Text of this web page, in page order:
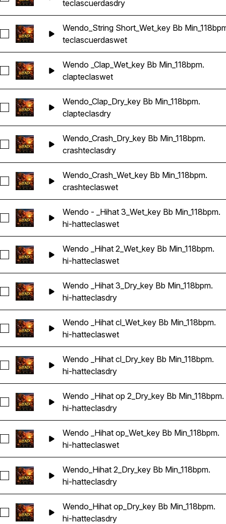
teclascuerdasdry
Seleccionar Wendo_String Short_Wet_key Bb Min_118bpm.
Wendo_String Short_Wet_key Bb
teclascuerdaswet
Seleccionar Wendo _Clap_Wet_key Bb Min_118bpm.
Wendo _Clap_Wet_key Bb Min_118bpm.
clapteclaswet
Seleccionar Wendo_Clap_Dry_key Bb Min_118bpm.
Wendo_Clap_Dry_key Bb Min_118bpm.
clapteclasdry
Seleccionar Wendo_Crash_Dry_key Bb Min_118bpm.
Wendo_Crash_Dry_key Bb Min_118bpm.
crashteclasdry
Seleccionar Wendo_Crash_Wet_key Bb Min_118bpm.
Wendo_Crash_Wet_key Bb Min_118bpm.
crashteclaswet
Seleccionar Wendo - _Hihat 3_Wet_key Bb Min_118bpm.
Wendo - _Hihat 3_Wet_key Bb Min_118bpm.
hi-hatteclaswet
Seleccionar Wendo _Hihat 2_Wet_key Bb Min_118bpm.
Wendo _Hihat 2_Wet_key Bb Min_118bpm.
hi-hatteclaswet
Seleccionar Wendo _Hihat 3_Dry_key Bb Min_118bpm.
Wendo _Hihat 3_Dry_key Bb Min_118bpm.
hi-hatteclasdry
Seleccionar Wendo _Hihat cl_Wet_key Bb Min_118bpm.
Wendo _Hihat cl_Wet_key Bb Min_118bpm.
hi-hatteclaswet
Seleccionar Wendo _Hihat cl_Dry_key Bb Min_118bpm.
Wendo _Hihat cl_Dry_key Bb Min_118bpm.
hi-hatteclasdry
Seleccionar Wendo _Hihat op 2_Dry_key Bb Min_118bpm.
Wendo _Hihat op 2_Dry_key Bb Min_118bpm.
hi-hatteclasdry
Seleccionar Wendo _Hihat op_Wet_key Bb Min_118bpm.
Wendo _Hihat op_Wet_key Bb Min_118bpm.
hi-hatteclaswet
Seleccionar Wendo_Hihat 2_Dry_key Bb Min_118bpm.
Wendo_Hihat 2_Dry_key Bb Min_118bpm.
hi-hatteclasdry
Seleccionar Wendo_Hihat op_Dry_key Bb Min_118bpm.
Wendo_Hihat op_Dry_key Bb Min_118bpm.
hi-hatteclasdry